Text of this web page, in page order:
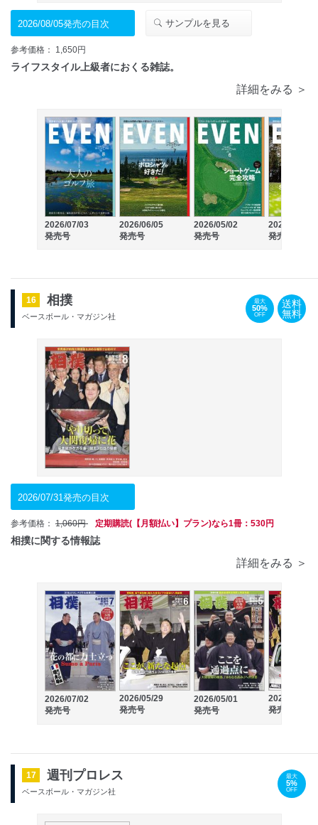
2026/08/05発売の目次 サンプルを見る
参考価格： 1,650円
ライフスタイル上級者におくる雑誌。
詳細をみる ＞
2026/07/03
発売号
2026/06/05
発売号
2026/05/02
発売号
2026/04/03
発売号
16 相撲
ベースボール・マガジン社
最大
50%
OFF
送料
無料
2026/07/31発売の目次
参考価格： 1,060円 定期購読(【月額払い】プラン)なら1冊：530円
相撲に関する情報誌
詳細をみる ＞
2026/07/02
発売号
2026/05/29
発売号
2026/05/01
発売号
2026/03/27
発売号
17 週刊プロレス
ベースボール・マガジン社
最大
5%
OFF